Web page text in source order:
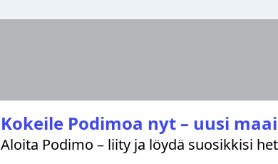
Kokeile Podimoa nyt – uusi
Aloita Podimo – liity ja löydä suosikkisi